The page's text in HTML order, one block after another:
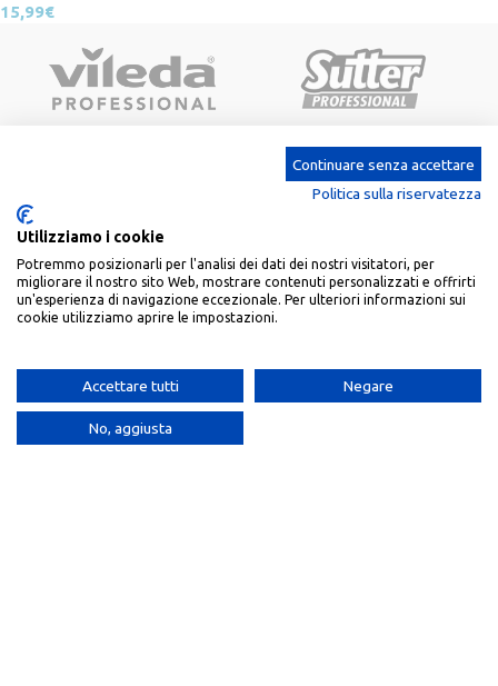
15,99€
Dal 1993 offriamo servizi e prodotti per Hotel, Ristoranti, SPA e
Catering.
Via Sabotino 53, – 04100 – Borgo Piave, Latina
info@bacciniservice.it
ARTICOLI RECENTI
Continuare senza accettare
Politica sulla riservatezza
Utilizziamo i cookie
Potremmo posizionarli per l'analisi dei dati dei nostri visitatori, per
migliorare il nostro sito Web, mostrare contenuti personalizzati e offrirti
un'esperienza di navigazione eccezionale. Per ulteriori informazioni sui
cookie utilizziamo aprire le impostazioni.
Accettare tutti Negare
No, aggiusta